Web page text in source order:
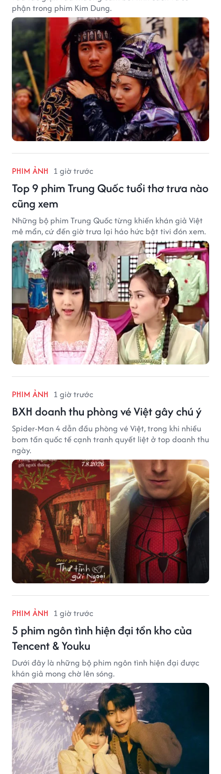
phận trong phim Kim Dung.
PHIM ẢNH 1 giờ trước
Top 9 phim Trung Quốc tuổi thơ trưa nào
cũng xem
Những bộ phim Trung Quốc từng khiến khán giả Việt
mê mẩn, cứ đến giờ trưa lại háo hức bật tivi đón xem.
PHIM ẢNH 1 giờ trước
BXH doanh thu phòng vé Việt gây chú ý
Spider-Man 4 dẫn đầu phòng vé Việt, trong khi nhiều
bom tấn quốc tế cạnh tranh quyết liệt ở top doanh thu
ngày.
PHIM ẢNH 1 giờ trước
5 phim ngôn tình hiện đại tồn kho của
Tencent & Youku
Dưới đây là những bộ phim ngôn tình hiện đại được
khán giả mong chờ lên sóng.